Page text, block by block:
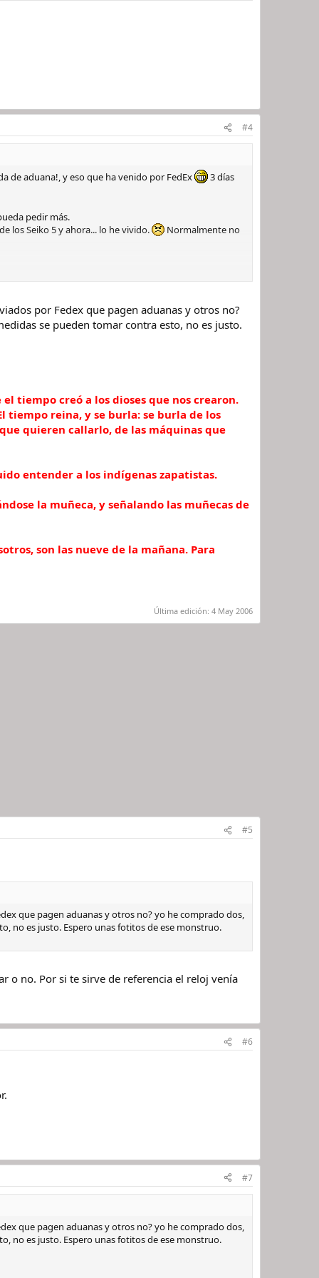
#4
de aduana!, y eso que ha venido por FedEx
3 días
pedir más.
los Seiko 5 y ahora... lo he vivido.
Normalmente no
por Fedex que pagen aduanas y otros no?
se pueden tomar contra esto, no es justo.
tiempo creó a los dioses que nos crearon.
tiempo reina, y se burla: se burla de los
quieren callarlo, de las máquinas que
entender a los indígenas zapatistas.
la muñeca, y señalando las muñecas de
son las nueve de la mañana. Para
Última edición: 4 May 2006
#5
que pagen aduanas y otros no? yo he comprado dos,
no es justo. Espero unas fotitos de ese monstruo.
o no. Por si te sirve de referencia el reloj venía
#6
#7
que pagen aduanas y otros no? yo he comprado dos,
no es justo. Espero unas fotitos de ese monstruo.